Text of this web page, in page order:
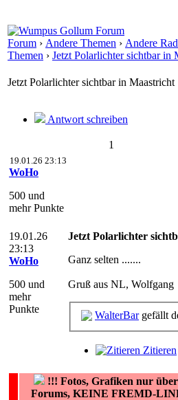
Forum › Andere Themen › Andere
Themen › Jetzt Polarlichter sichtbar in
Jetzt Polarlichter sichtbar in Maastricht
Antwort schreiben
1
19.01.26 23:13
WoHo
500 und
mehr Punkte
19.01.26
23:13
WoHo
500 und
mehr
Punkte
Jetzt Polarlichter
Ganz selten .......
Gruß aus NL, Wolfgang
WalterBargefällt
Zitieren
!!! Fotos, Grafiken nur
Forums, KEINE FREMD-